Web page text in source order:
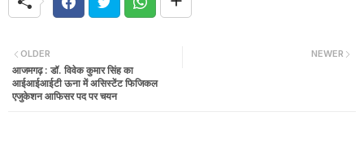
NEWER
OLDER
आजमगढ़ : डॉ. विवेक कुमार सिंह का
आईआईआईटी ऊना में असिस्टेंट फिजिकल
एजुकेशन आफिसर पद पर चयन